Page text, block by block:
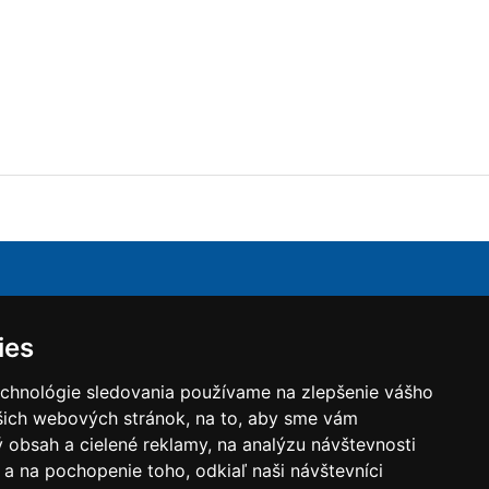
sledovania používame na zlepšenie vášho
webových stránok, na to, aby sme vám
a cielené reklamy, na analýzu návštevnosti
na pochopenie toho, odkiaľ naši návštevníci
zariadení pre Slovenský trh. Hlavným produktom sú
jednotky, ktoré zabezpečujú vetranie s
spätným získavaním tepla s vysokou účinnosťou
a rotačných rekuperátorov. Jednotkami Komfovent
komfortné a zdravé vnútorné prostredie v bytových
a nebytových (administratívnych a